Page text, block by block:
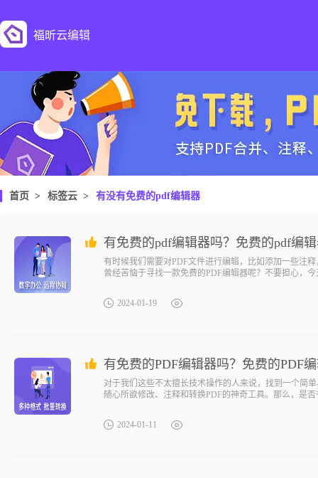
福昕云编辑
首页 > 标签云 > 有没有免费的pdf编辑器
有免费的pdf编辑器吗？免费的pdf编
有时候我们需要对PDF文件进行编辑，比如添加一些注
曾经苦恼于寻找一款免费的PDF编辑器呢？不要担心，
2024-01-19
有免费的PDF编辑器吗？免费的PDF
对于我们这些不太擅长技术操作的人来说，找到一个简
随心所欲修改、注释和转换PDF的神奇工具。那么，是
2024-01-11